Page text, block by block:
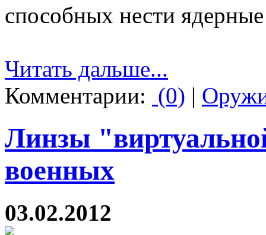
способных нести
Читать дальше...
Комментарии: (0) |
Линзы
военных
03.02.2012